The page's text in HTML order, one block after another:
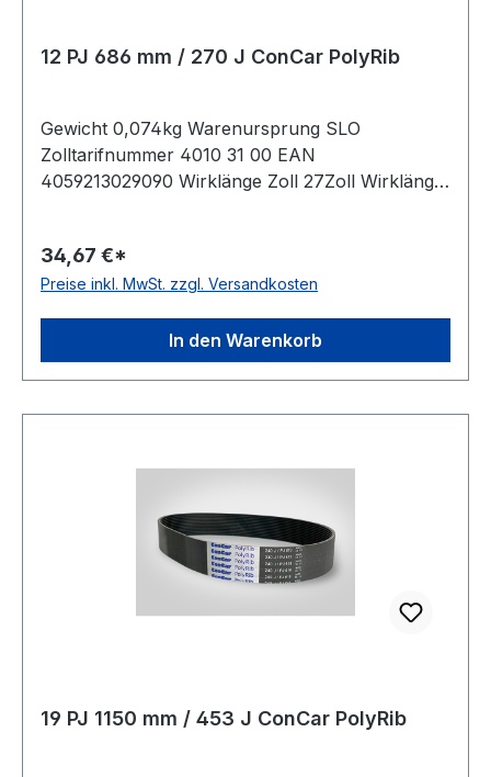
12 PJ 686 mm / 270 J ConCar PolyRib
Gewicht 0,074kg Warenursprung SLO
Zolltarifnummer 4010 31 00 EAN
4059213029090 Wirklänge Zoll 27Zoll Wirklänge
1813 Norm DIN 7867 Material Neoprene
Zugstrang Polyester Rippenabstand 2,34mm
34,67 €*
Preise inkl. MwSt. zzgl. Versandkosten
In den Warenkorb
19 PJ 1150 mm / 453 J ConCar PolyRib